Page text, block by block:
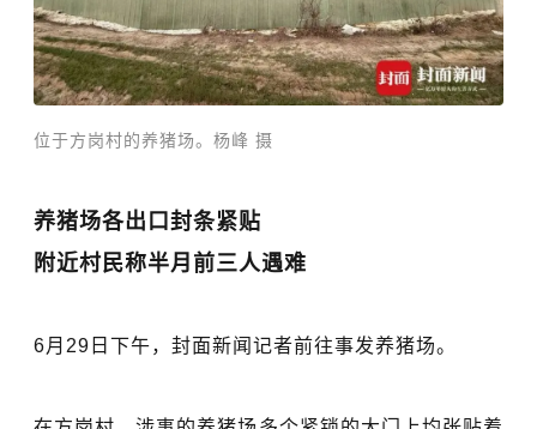
位于方岗村的养猪场。杨峰 摄
养猪场各出口封条紧贴
附近村民称半月前三人遇难
6月29日下午，封面新闻记者前往事发养猪场。